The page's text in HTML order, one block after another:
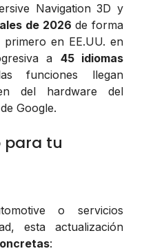
Navigation 3D y
de 2026 de forma
primero en EE.UU. en
a 45 idiomas
funciones llegan
del hardware del
Google.
para tu
o servicios
esta actualización
: